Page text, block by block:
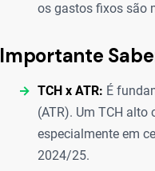
os gastos fixos são
Importante
TCH x ATR: É
(ATR). Um TCH
especialmente em
2024/25.